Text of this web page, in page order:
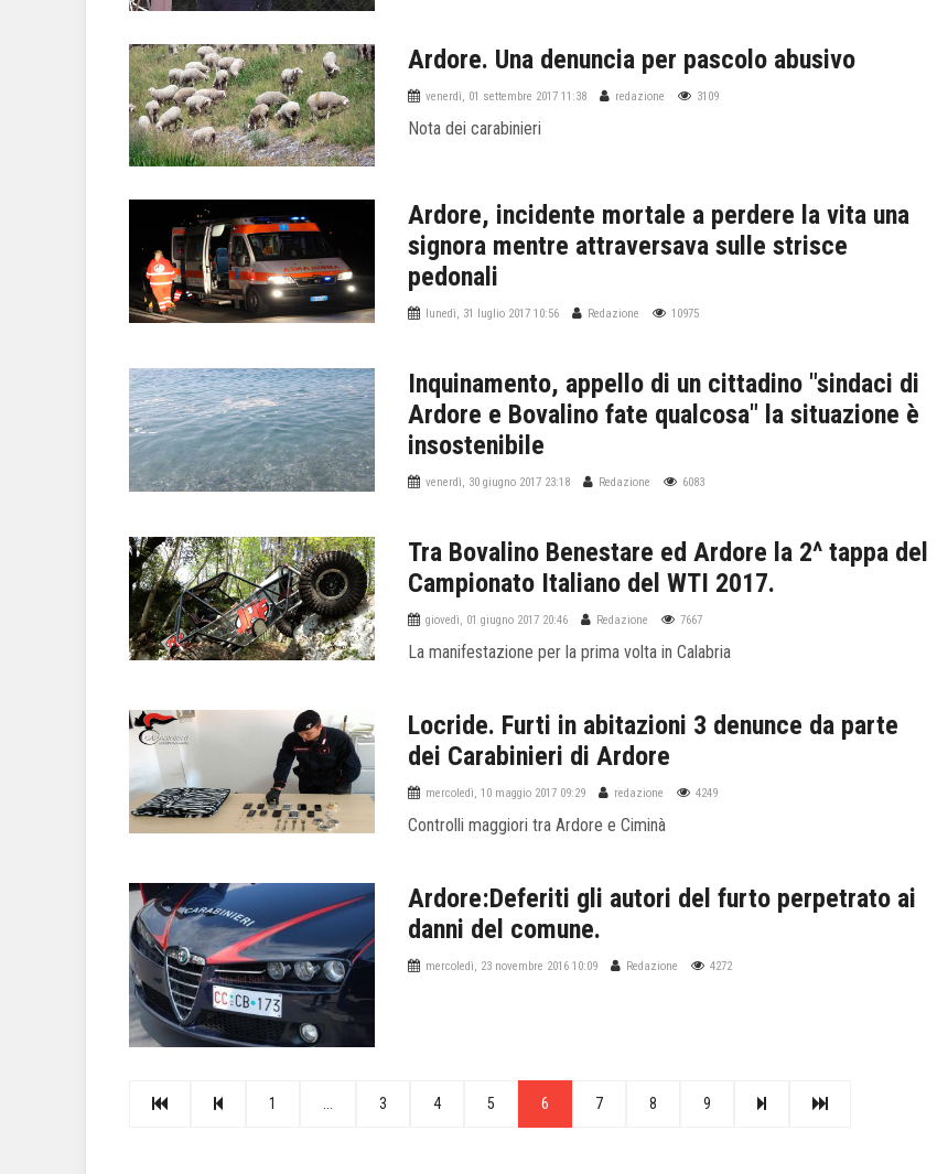
Ardore. Una denuncia per pascolo abusivo
venerdì, 01 settembre 2017 11:38 redazione 3109
Nota dei carabinieri
Ardore, incidente mortale a perdere la vita una
signora mentre attraversava sulle strisce
pedonali
lunedì, 31 luglio 2017 10:56 Redazione 10975
Inquinamento, appello di un cittadino "sindaci di
Ardore e Bovalino fate qualcosa" la situazione è
insostenibile
venerdì, 30 giugno 2017 23:18 Redazione 6083
Tra Bovalino Benestare ed Ardore la 2^ tappa del
Campionato Italiano del WTI 2017.
giovedì, 01 giugno 2017 20:46 Redazione 7667
La manifestazione per la prima volta in Calabria
Locride. Furti in abitazioni 3 denunce da parte
dei Carabinieri di Ardore
mercoledì, 10 maggio 2017 09:29 redazione 4249
Controlli maggiori tra Ardore e Ciminà
Ardore:Deferiti gli autori del furto perpetrato ai
danni del comune.
mercoledì, 23 novembre 2016 10:09 Redazione 4272
1 3 4 5 6 7 8 9